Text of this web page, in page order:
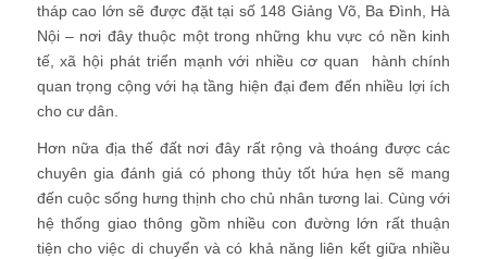
tháp cao lớn sẽ được đặt tại số 148 Giảng Võ, Ba Đình, Hà
Nội – nơi đây thuộc một trong những khu vực có nền kinh
tế, xã hội phát triển mạnh với nhiều cơ quan hành chính
quan trọng cộng với hạ tầng hiện đại đem đến nhiều lợi ích
cho cư dân.
Hơn nữa địa thế đất nơi đây rất rộng và thoáng được các
chuyên gia đánh giá có phong thủy tốt hứa hẹn sẽ mang
đến cuộc sống hưng thịnh cho chủ nhân tương lai. Cùng với
hệ thống giao thông gồm nhiều con đường lớn rất thuận
tiện cho việc di chuyển và có khả năng liên kết giữa nhiều